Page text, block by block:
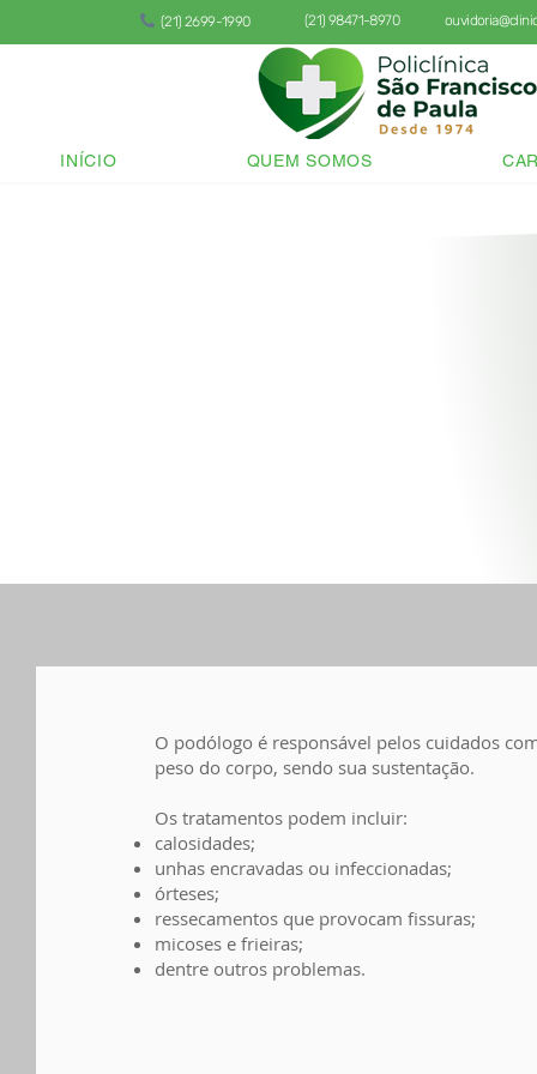
(21) 2699-1990 (21) 98471-8970
INÍCIO QUEM SOMOS
O podólogo é responsável pelos cuidados
peso do corpo, sendo sua sustentação.
Os tratamentos podem incluir:
calosidades;
unhas encravadas ou infeccionadas;
órteses;
ressecamentos que provocam fissuras;
micoses e frieiras;
dentre outros problemas.